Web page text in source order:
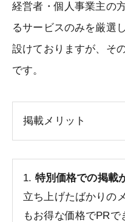
経営者・個人事業主の
るサービスのみを厳選
設けておりますが、そ
です。
掲載メリット
1. 特別価格での掲載
立ち上げたばかりの
もお得な価格でPRで